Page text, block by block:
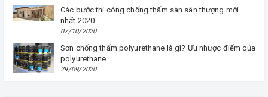
Các bước thi công chống thấm sàn sân thượng mới
nhất 2020
07/10/2020
Sơn chống thấm polyurethane là gì? Ưu nhược điểm của
polyurethane
29/09/2020